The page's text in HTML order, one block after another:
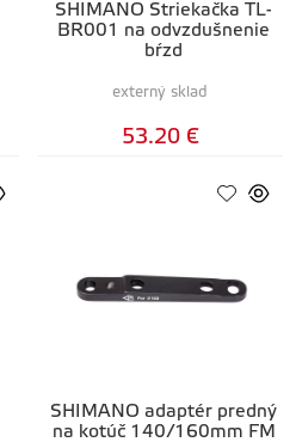
SHIMANO Striekačka TL-
BR001 na odvzdušnenie
bŕzd
externý sklad
53.20 €
SHIMANO adaptér predný
na kotúč 140/160mm FM